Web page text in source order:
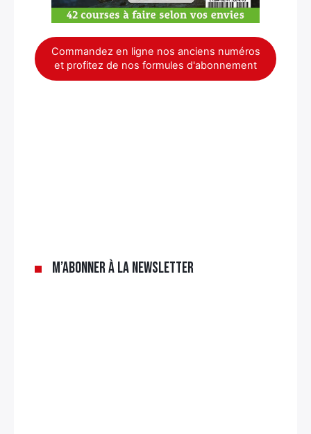
Commandez en ligne nos anciens numéros
et profitez de nos formules d'abonnement
M’abonner à la newsletter